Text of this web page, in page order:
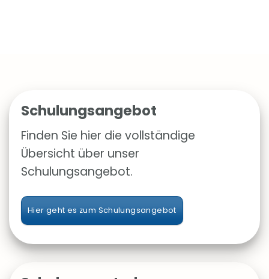
Schulungsangebot
Finden Sie hier die vollständige
Übersicht über unser
Schulungsangebot.
Hier geht es zum Schulungsangebot